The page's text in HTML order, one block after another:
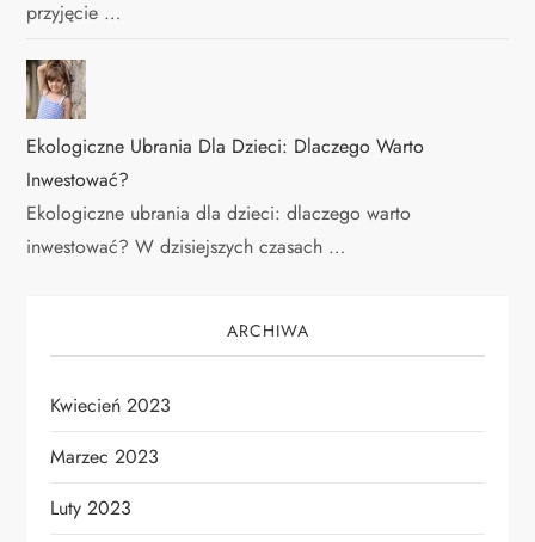
przyjęcie …
Ekologiczne Ubrania Dla Dzieci: Dlaczego Warto
Inwestować?
Ekologiczne ubrania dla dzieci: dlaczego warto
inwestować? W dzisiejszych czasach …
ARCHIWA
Kwiecień 2023
Marzec 2023
Luty 2023